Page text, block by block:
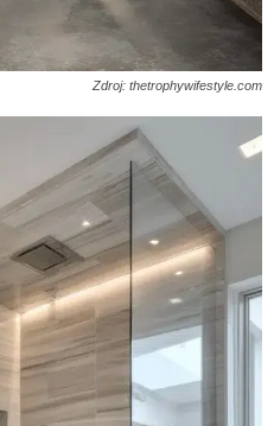
Zdroj: thetrophywifestyle.com